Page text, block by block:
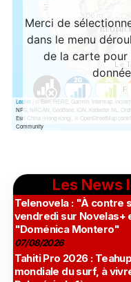
Les News
Telenovela : "À contre
vendredi sur Novelas+
"Doménica Montero"
07/08/2026
Tahiti Pro 2026 :
mondiale du surf, à